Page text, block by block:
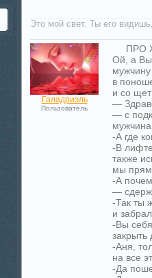
Это мой свет. Ты его
Галадриэль
Пользователь
ПРО
Ой, а Вы
мужчину
в
и со
—
— с
-А где
-В
также
мы
-А
—
-Так ты
и
-Вы
закрыть
-Аня,
на все
-Да